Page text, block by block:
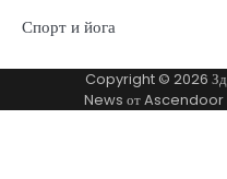
Спорт и йога
Copyright © 2026
News отAscendoor